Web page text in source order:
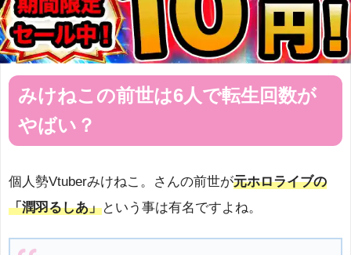
みけねこの前世は6人で転生回数が
やばい？
個人勢Vtuberみけねこ。さんの前世が元ホロライブの
「潤羽るしあ」という事は有名ですよね。